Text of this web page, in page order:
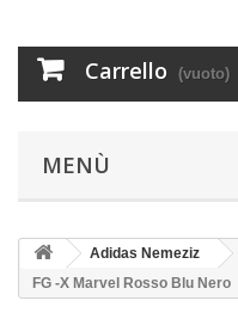
Carrello (vuoto)
MENÙ
Adidas Nemeziz
FG -X Marvel Rosso Blu Nero